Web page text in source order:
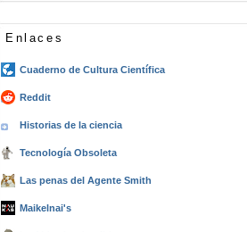
Enlaces
Cuaderno de Cultura Científica
Reddit
Historias de la ciencia
Tecnología Obsoleta
Las penas del Agente Smith
Maikelnai's